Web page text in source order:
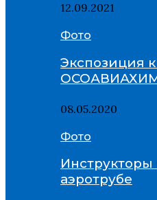
12.09.2021
Фото
Экспозиция
08.05.2020
Фото
аэротрубе